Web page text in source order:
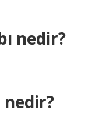
nedir?
nedir?